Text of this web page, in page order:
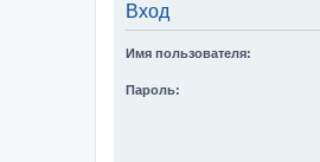
Вход
Имя пользователя:
Пароль: